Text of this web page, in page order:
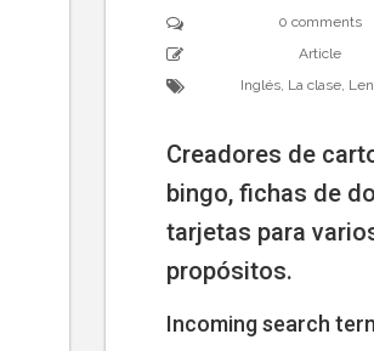
0 comments
Article
Inglés, La clase,
Creadores de
bingo, fichas de
tarjetas para
propósitos.
Incoming search